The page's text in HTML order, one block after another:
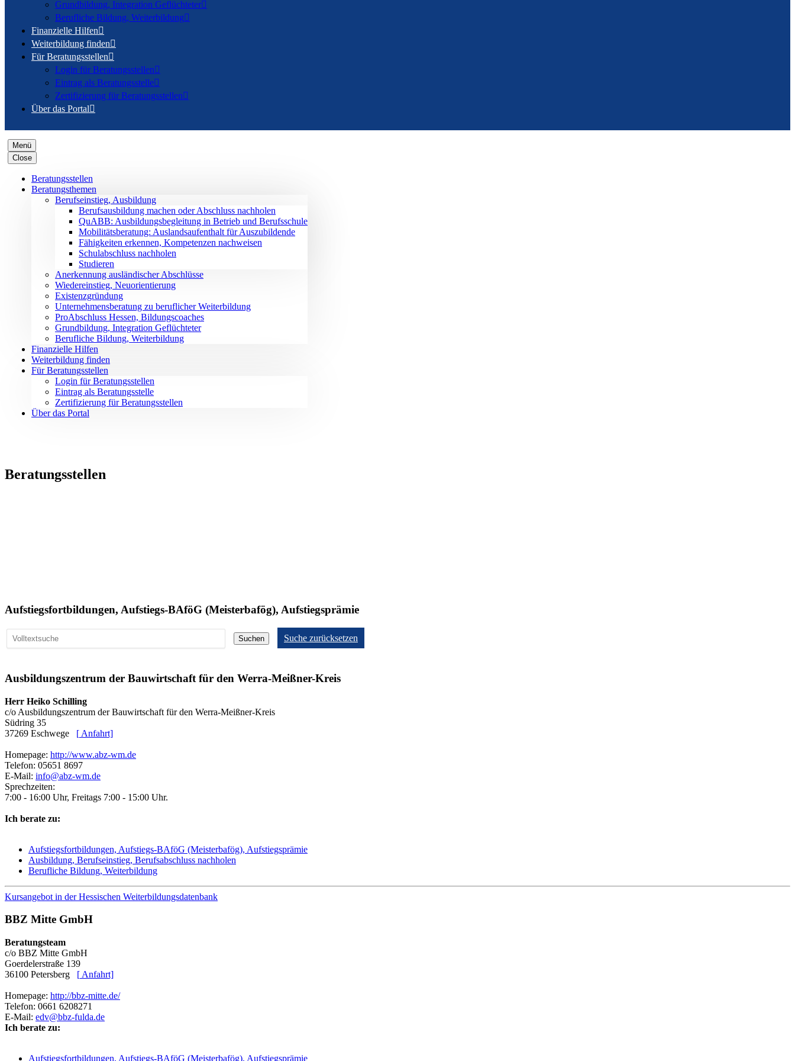
Grundbildung, Integration Geflüchteter
Berufliche Bildung, Weiterbildung
Finanzielle Hilfen
Weiterbildung finden
Für Beratungsstellen
Login für Beratungsstellen
Eintrag als Beratungsstelle
Zertifizierung für Beratungsstellen
Über das Portal
Menü
Close
Beratungsstellen
Beratungsthemen
Berufseinstieg, Ausbildung
Berufsausbildung machen oder Abschluss nachholen
QuABB: Ausbildungsbegleitung in Betrieb und Berufsschule
Mobilitätsberatung: Auslandsaufenthalt für Auszubildende
Fähigkeiten erkennen, Kompetenzen nachweisen
Schulabschluss nachholen
Studieren
Anerkennung ausländischer Abschlüsse
Wiedereinstieg, Neuorientierung
Existenzgründung
Unternehmensberatung zu beruflicher Weiterbildung
ProAbschluss Hessen, Bildungscoaches
Grundbildung, Integration Geflüchteter
Berufliche Bildung, Weiterbildung
Finanzielle Hilfen
Weiterbildung finden
Für Beratungsstellen
Login für Beratungsstellen
Eintrag als Beratungsstelle
Zertifizierung für Beratungsstellen
Über das Portal
Beratungsstellen
Aufstiegsfortbildungen, Aufstiegs-BAföG (Meisterbafög), Aufstiegsprämie
Suche zurücksetzen
Ausbildungszentrum der Bauwirtschaft für den Werra-Meißner-Kreis
Herr Heiko Schilling
c/o Ausbildungszentrum der Bauwirtschaft für den Werra-Meißner-Kreis
Südring 35
37269 Eschwege [ Anfahrt]
Homepage: http://www.abz-wm.de
Telefon: 05651 8697
E-Mail: info@abz-wm.de
Sprechzeiten:
7:00 - 16:00 Uhr, Freitags 7:00 - 15:00 Uhr.
Ich berate zu:
Aufstiegsfortbildungen, Aufstiegs-BAföG (Meisterbafög), Aufstiegsprämie
Ausbildung, Berufseinstieg, Berufsabschluss nachholen
Berufliche Bildung, Weiterbildung
Kursangebot in der Hessischen Weiterbildungsdatenbank
BBZ Mitte GmbH
Beratungsteam
c/o BBZ Mitte GmbH
Goerdelerstraße 139
36100 Petersberg [ Anfahrt]
Homepage: http://bbz-mitte.de/
Telefon: 0661 6208271
E-Mail: edv@bbz-fulda.de
Ich berate zu:
Aufstiegsfortbildungen, Aufstiegs-BAföG (Meisterbafög), Aufstiegsprämie